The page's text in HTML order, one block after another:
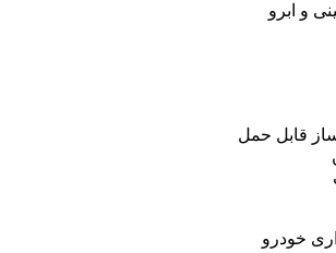
و ابرو
قابل حمل
خودرو